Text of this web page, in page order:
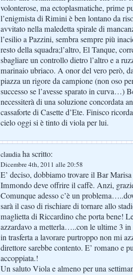
volonterose, ma ectoplasmatiche, prime
l’enigmista di Rimini è ben lontano da
avvitato nella maledetta spirale di
l’esilio a Pazzini, sembra sempre più
resto della squadra;l’altro, El Tanque,
sbagliare un controllo dietro l’altro e a
marinaio ubriaco. A onor del vero però,
piazza un rigore da campione (non oso
successo se l’avesse sparato in curva…)
necessiterà di una soluzione concordata
cassaforte di Casette d’Ete. Finisco
cielo oggi si è tinto di viola per lui.
claudiaha scritto:
Dicembre 4th, 2011 alle 20:58
E’ deciso, dobbiamo trovare il Bar
Immondo deve offrire il caffè. Anzi,
Comunque adesso c’è un
sarà il caso di rischiare di tornare allo
maglietta di Riccardino che porta bene!
azzardavo a metterla…..con le ultime 3 in
in trasferta a lavorare purtroppo non mi
direttore sarebbe contento. E’ romano e
accoppiata.!
Un saluto Viola e almeno per una